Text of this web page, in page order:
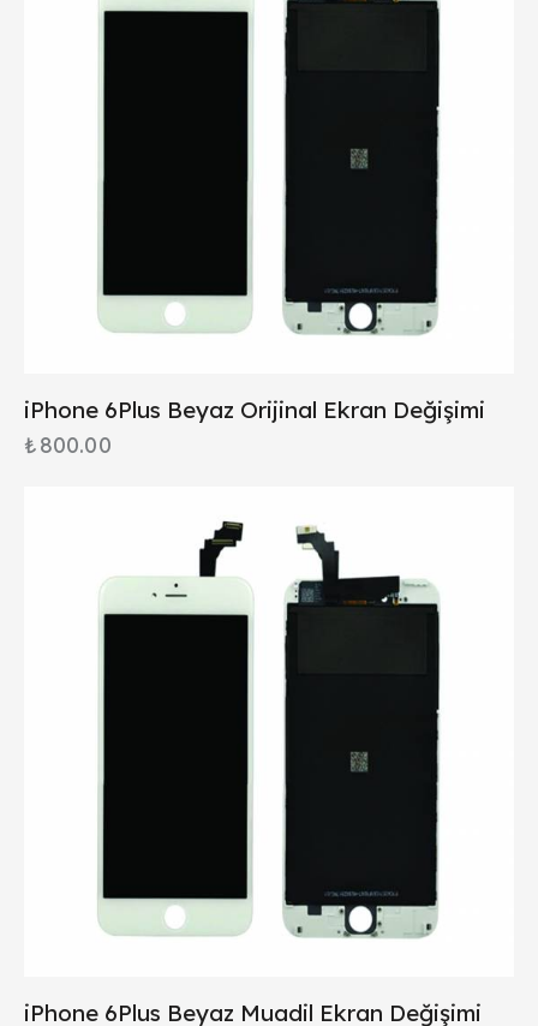
iPhone 6Plus Beyaz Orijinal Ekran Değişimi
₺800.00
iPhone 6Plus Beyaz Muadil Ekran Değişimi